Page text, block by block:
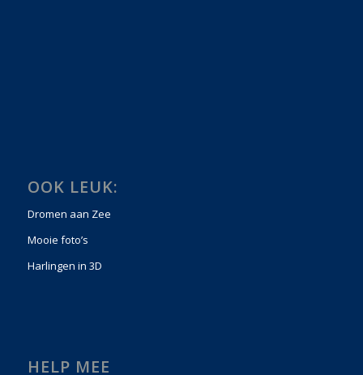
OOK LEUK:
Dromen aan Zee
Mooie foto’s
Harlingen in 3D
HELP MEE